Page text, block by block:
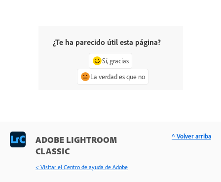
¿Te ha parecido útil esta página?
Sí, gracias
La verdad es que no
ADOBE LIGHTROOM
CLASSIC
< Visitar el Centro de ayuda de Adobe
^ Volver arriba